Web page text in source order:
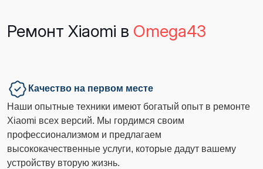
Ремонт Xiaomi в Omega43
Качество на первом месте
Наши опытные техники имеют богатый опыт в ремонте
Xiaomi всех версий. Мы гордимся своим
профессионализмом и предлагаем
высококачественные услуги, которые дадут вашему
устройству вторую жизнь.